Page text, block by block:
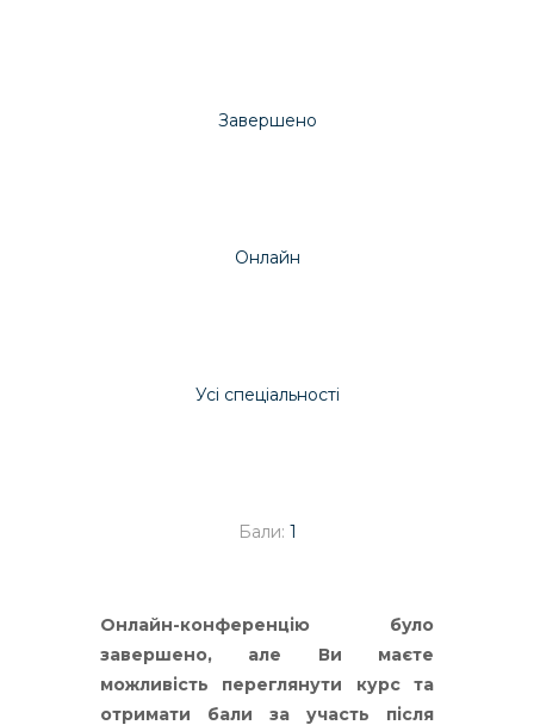
Завершено
Онлайн
Усі спеціальності
Бали: 1
Онлайн-конференцію було
завершено, але Ви маєте
можливість переглянути курс та
отримати бали за участь після